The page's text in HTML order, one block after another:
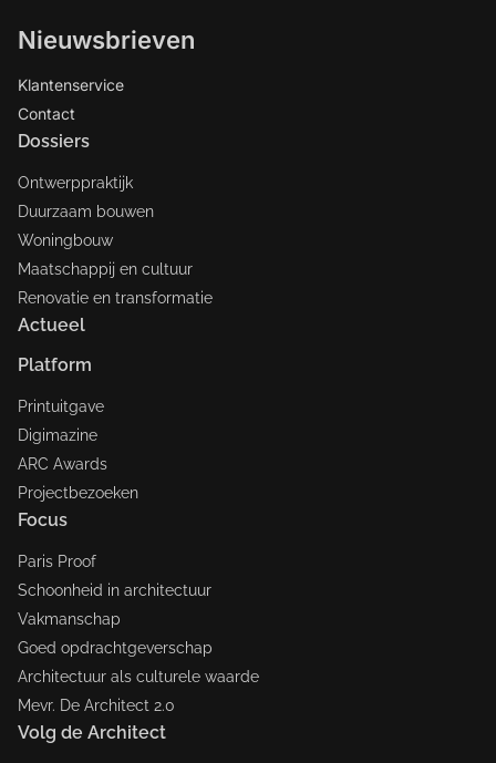
Nieuwsbrieven
Klantenservice
Contact
Dossiers
Ontwerppraktijk
Duurzaam bouwen
Woningbouw
Maatschappij en cultuur
Renovatie en transformatie
Actueel
Platform
Printuitgave
Digimazine
ARC Awards
Projectbezoeken
Focus
Paris Proof
Schoonheid in architectuur
Vakmanschap
Goed opdrachtgeverschap
Architectuur als culturele waarde
Mevr. De Architect 2.0
Volg de Architect